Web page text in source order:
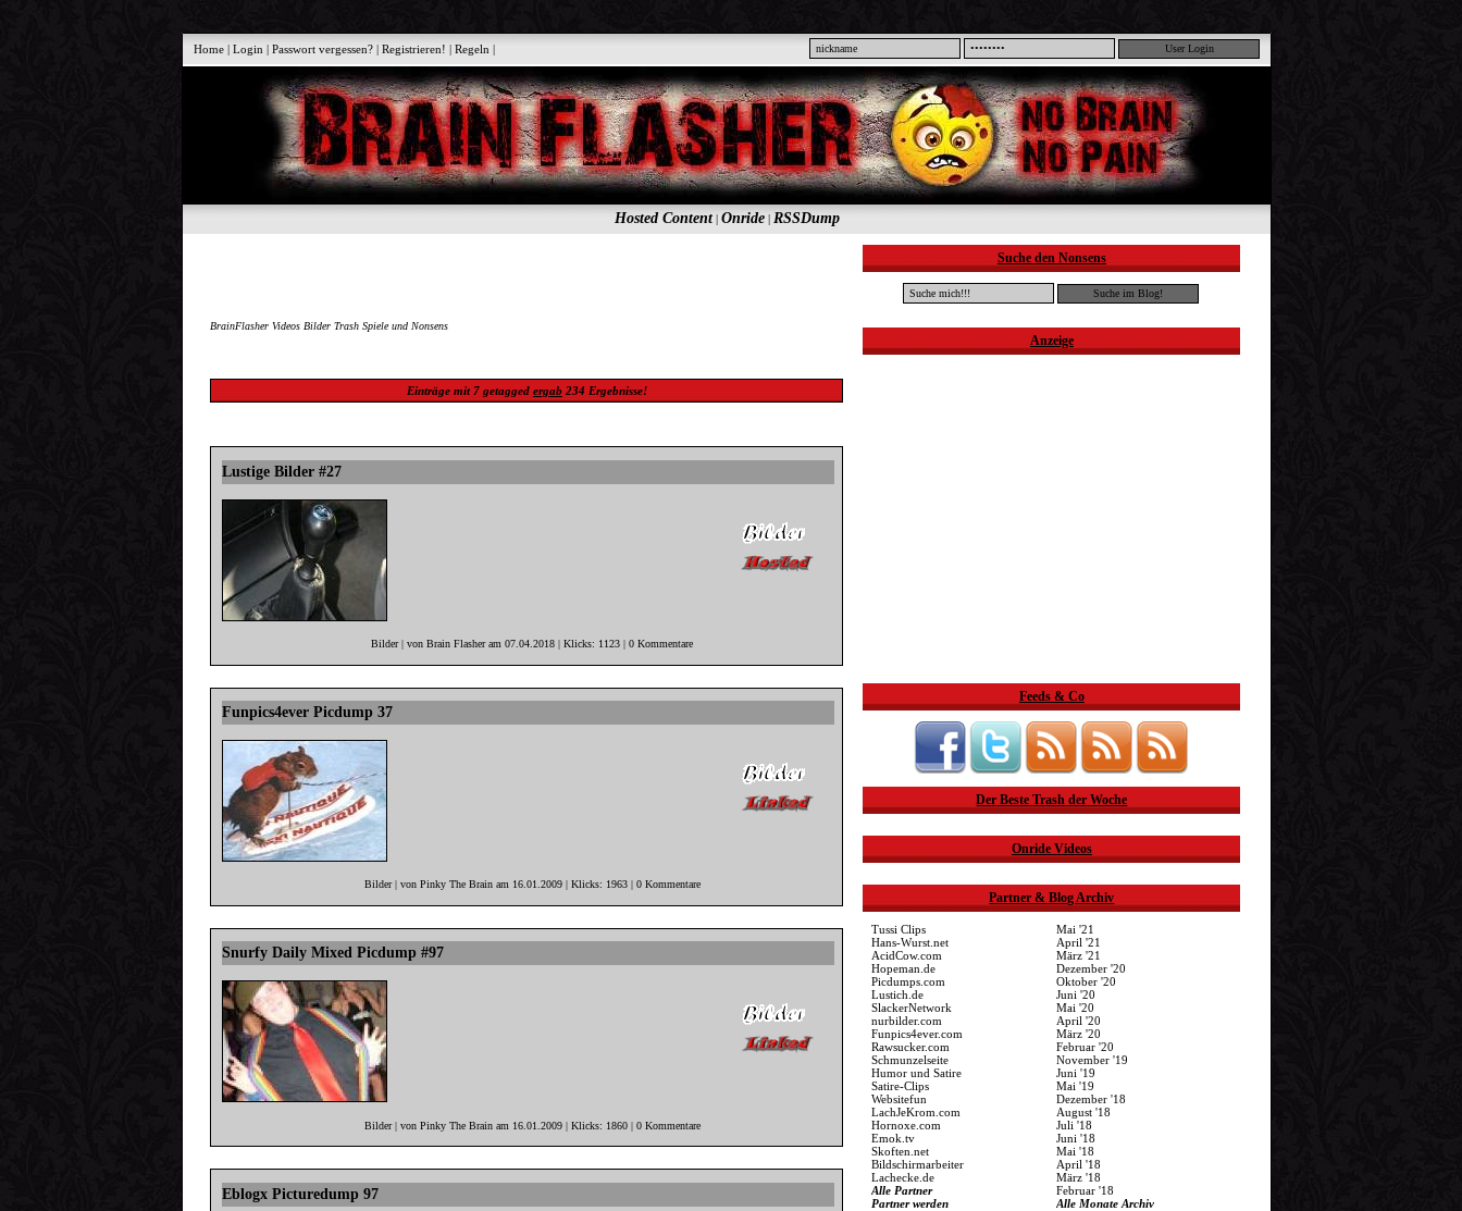
Home |Login |Passwort vergessen? |Registrieren! |Regeln |
Hosted Content| Onride| RSSDump
BrainFlasher Videos Bilder Trash Spiele und Nonsens
Einträge mit 7getagged ergab 234 Ergebnisse!
Lustige Bilder #27
Bilder | von Brain Flasher am 07.04.2018 | Klicks: 1123 | 0 Kommentare
Funpics4ever Picdump 37
Bilder | von Pinky The Brain am 16.01.2009 | Klicks: 1963 | 0 Kommentare
Snurfy Daily Mixed Picdump #97
Bilder | von Pinky The Brain am 16.01.2009 | Klicks: 1860 | 0 Kommentare
Eblogx Picturedump 97
Suche den Nonsens
Anzeige
Feeds & Co
Der Beste Trash der Woche
Onride Videos
Partner & Blog Archiv
Tussi Clips
Hans-Wurst.net
AcidCow.com
Hopeman.de
Picdumps.com
Lustich.de
SlackerNetwork
nurbilder.com
Funpics4ever.com
Rawsucker.com
Schmunzelseite
Humor und Satire
Satire-Clips
Websitefun
LachJeKrom.com
Hornoxe.com
Emok.tv
Skoften.net
Bildschirmarbeiter
Lachecke.de
Alle Partner
Partner werden
Mai '21
April '21
März '21
Dezember '20
Oktober '20
Juni '20
Mai '20
April '20
März '20
Februar '20
November '19
Juni '19
Mai '19
Dezember '18
August '18
Juli '18
Juni '18
Mai '18
April '18
März '18
Februar '18
Alle Monate Archiv